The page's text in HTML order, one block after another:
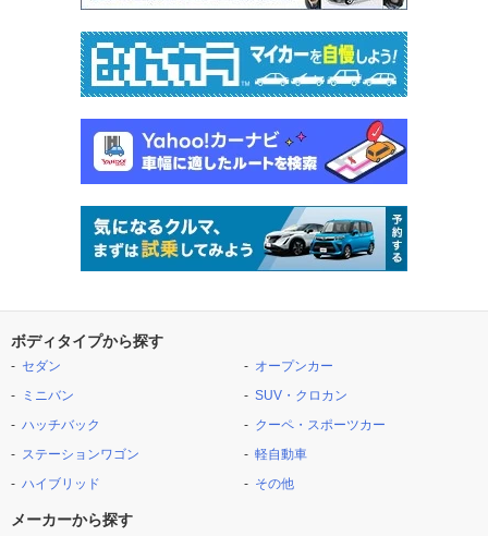
ボディタイプから探す
セダン
ミニバン
ハッチバック
ステーションワゴン
ハイブリッド
オープンカー
SUV・クロカン
クーペ・スポーツカー
軽自動車
その他
メーカーから探す